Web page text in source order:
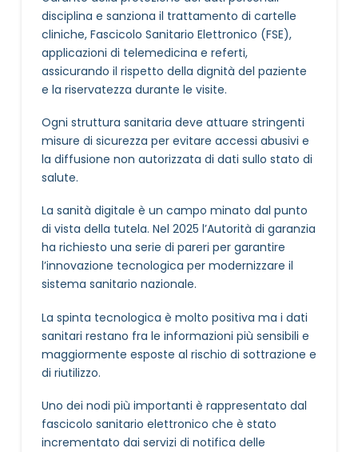
disciplina e sanziona il trattamento di cartelle
cliniche, Fascicolo Sanitario Elettronico (FSE),
applicazioni di telemedicina e referti,
assicurando il rispetto della dignità del paziente
e la riservatezza durante le visite.
Ogni struttura sanitaria deve attuare stringenti
misure di sicurezza per evitare accessi abusivi e
la diffusione non autorizzata di dati sullo stato di
salute.
La sanità digitale è un campo minato dal punto
di vista della tutela. Nel 2025 l’Autorità di garanzia
ha richiesto una serie di pareri per garantire
l’innovazione tecnologica per modernizzare il
sistema sanitario nazionale.
La spinta tecnologica è molto positiva ma i dati
sanitari restano fra le informazioni più sensibili e
maggiormente esposte al rischio di sottrazione e
di riutilizzo.
Uno dei nodi più importanti è rappresentato dal
fascicolo sanitario elettronico che è stato
incrementato dai servizi di notifica delle